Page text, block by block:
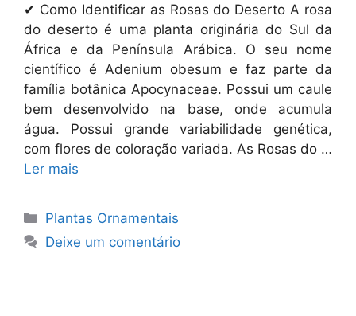
✔ Como Identificar as Rosas do Deserto A rosa
do deserto é uma planta originária do Sul da
África e da Península Arábica. O seu nome
científico é Adenium obesum e faz parte da
família botânica Apocynaceae. Possui um caule
bem desenvolvido na base, onde acumula
água. Possui grande variabilidade genética,
com flores de coloração variada. As Rosas do …
Ler mais
Categorias
Plantas Ornamentais
Deixe um comentário